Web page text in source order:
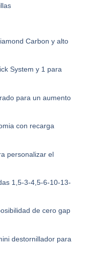
Carbon y alto
System y 1 para
para un aumento
con recarga
personalizar el
1,5-3-4,5-6-10-13-
de cero gap
destornillador para